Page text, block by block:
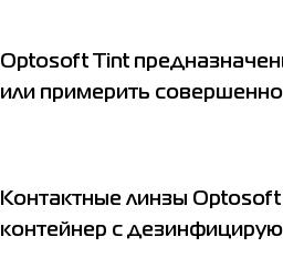
Optosoft Tint
или примерить
Контактные линзы
контейнер с